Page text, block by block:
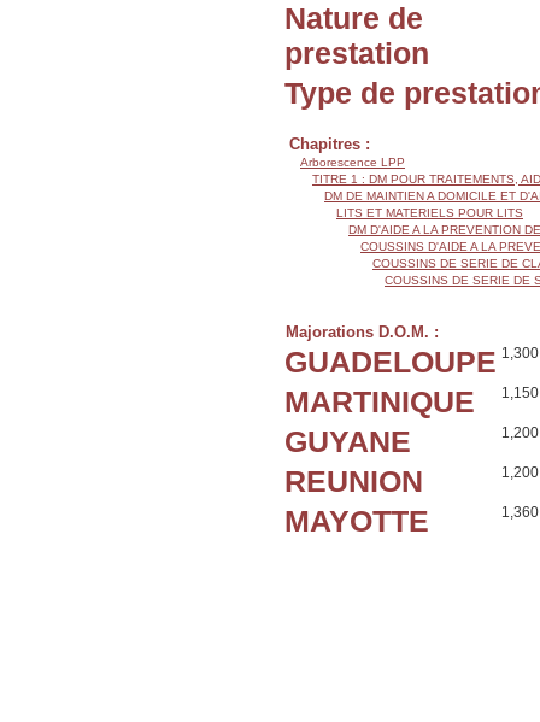
Nature de
prestation
Type de
Chapitres :
Arborescence LPP
TITRE 1 : DM POUR TRAITEMENTS,
DM DE MAINTIEN A DOMICILE ET
LITS ET MATERIELS POUR LITS
DM D'AIDE A LA PREVENTION
COUSSINS D'AIDE A LA
COUSSINS DE SERIE DE
COUSSINS DE SERIE DE
Majorations D.O.M. :
GUADELOUPE 1,300
MARTINIQUE 1,150
GUYANE 1,200
REUNION 1,200
MAYOTTE 1,360